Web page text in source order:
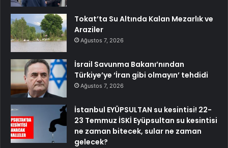
Tokat’ta Su Altında Kalan Mezarlık ve
Araziler
Ağustos 7, 2026
İsrail Savunma Bakanı’nından
Türkiye’ye ‘İran gibi olmayın’ tehdidi
Ağustos 7, 2026
İstanbul EYÜPSULTAN su kesintisi! 22-
23 Temmuz İSKİ Eyüpsultan su kesintisi
ne zaman bitecek, sular ne zaman
gelecek?